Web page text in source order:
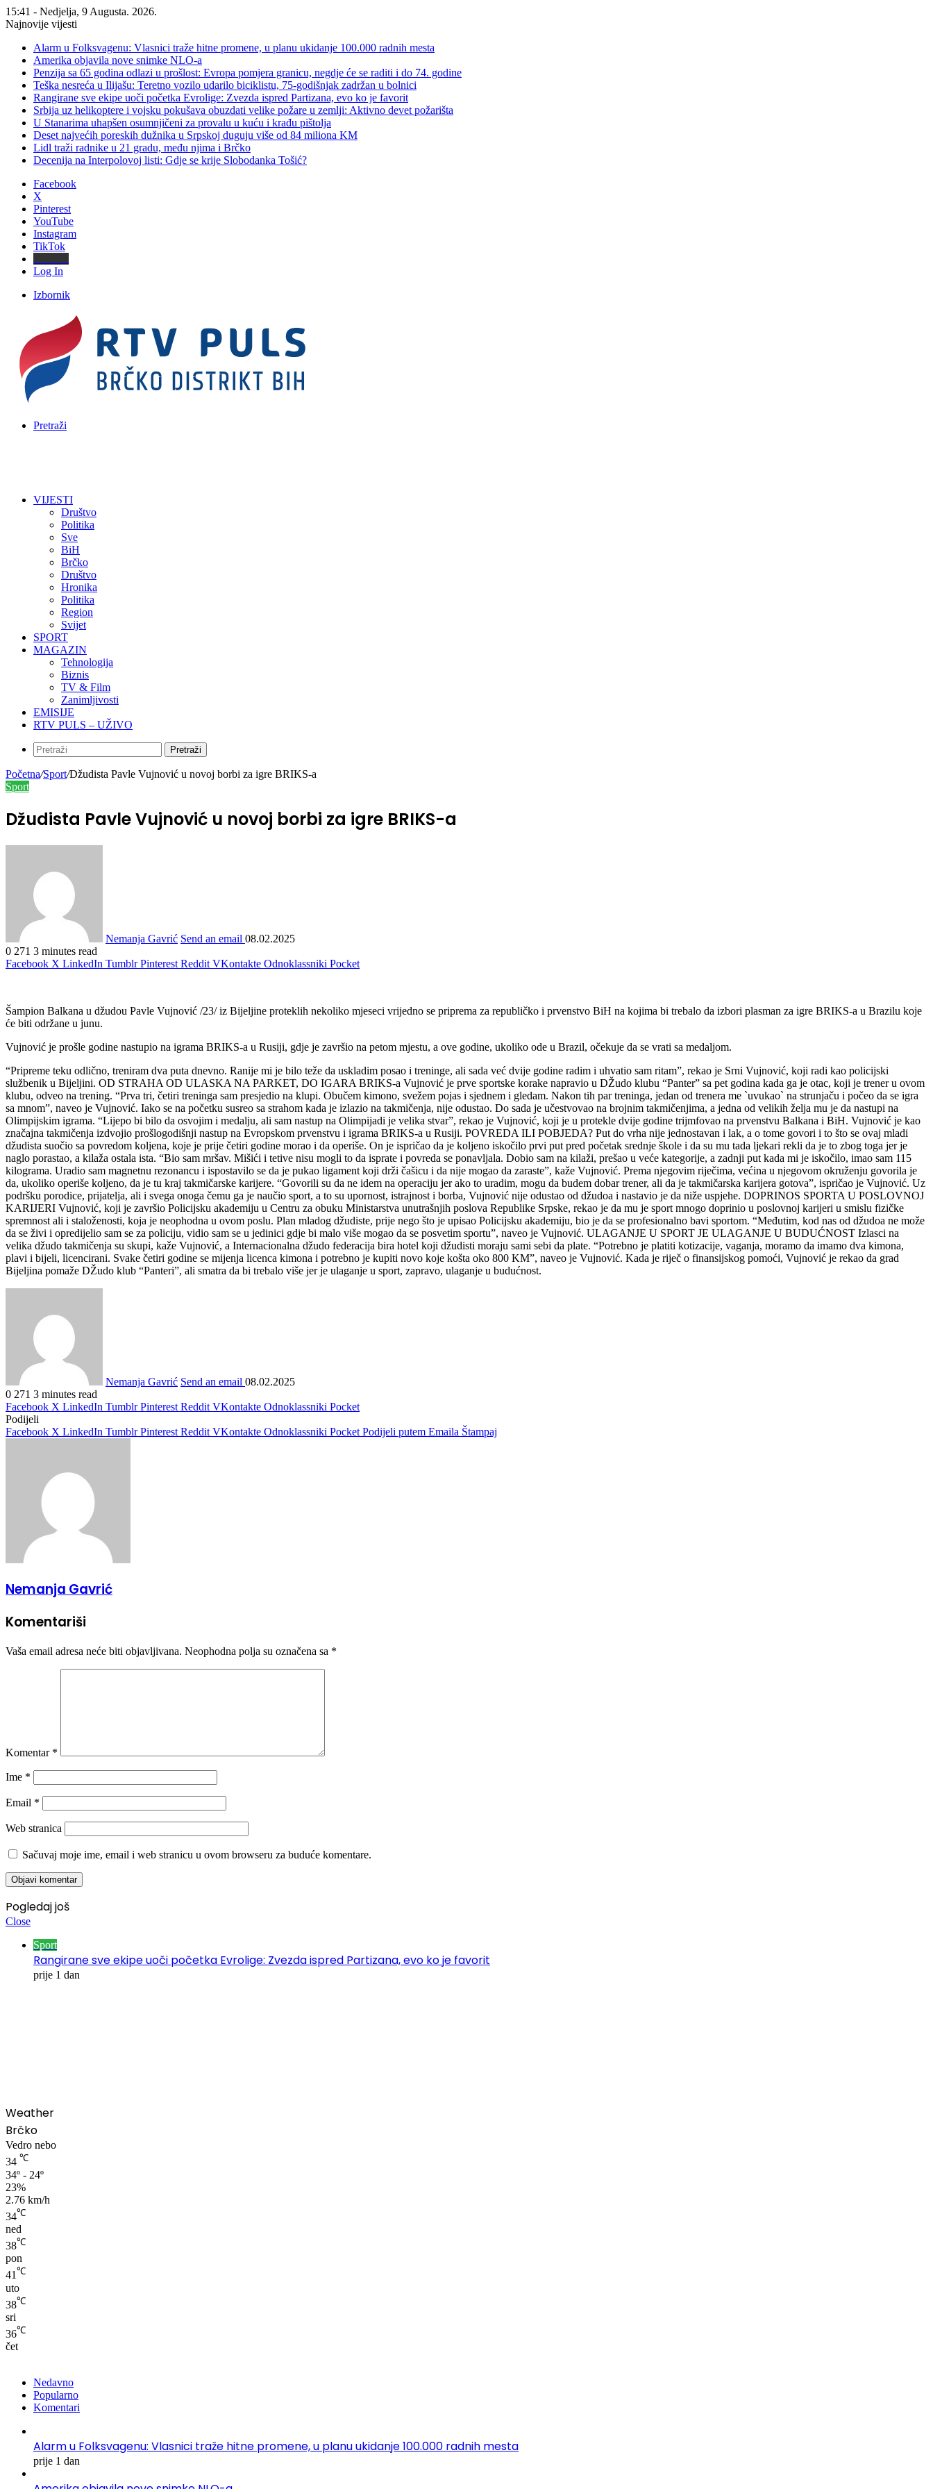
15:41 - Nedjelja, 9 Augusta. 2026.
Najnovije vijesti
Alarm u Folksvagenu: Vlasnici traže hitne promene, u planu ukidanje 100.000 radnih mesta
Amerika objavila nove snimke NLO-a
Penzija sa 65 godina odlazi u prošlost: Evropa pomjera granicu, negdje će se raditi i do 74. godine
Teška nesreća u Ilijašu: Teretno vozilo udarilo biciklistu, 75-godišnjak zadržan u bolnici
Rangirane sve ekipe uoči početka Evrolige: Zvezda ispred Partizana, evo ko je favorit
Srbija uz helikoptere i vojsku pokušava obuzdati velike požare u zemlji: Aktivno devet požarišta
U Stanarima uhapšen osumnjičeni za provalu u kuću i krađu pištolja
Deset najvećih poreskih dužnika u Srpskoj duguju više od 84 miliona KM
Lidl traži radnike u 21 gradu, među njima i Brčko
Decenija na Interpolovoj listi: Gdje se krije Slobodanka Tošić?
Facebook
X
Pinterest
YouTube
Instagram
TikTok
Log In
Izbornik
Pretraži
VIJESTI
Društvo
Politika
Sve
BiH
Brčko
Društvo
Hronika
Politika
Region
Svijet
SPORT
MAGAZIN
Tehnologija
Biznis
TV & Film
Zanimljivosti
EMISIJE
RTV PULS – UŽIVO
Pretraži
Početna/Sport/Džudista Pavle Vujnović u novoj borbi za igre BRIKS-a
Sport
Džudista Pavle Vujnović u novoj borbi za igre BRIKS-a
Nemanja Gavrić Send an email 08.02.2025
0 271 3 minutes read
Facebook X LinkedIn Tumblr Pinterest Reddit VKontakte Odnoklassniki Pocket
Šampion Balkana u džudou Pavle Vujnović /23/ iz Bijeljine proteklih nekoliko mjeseci vrijedno se priprema za republičko i prvenstvo BiH na kojima bi trebalo da izbori plasman za igre BRIKS-a u Brazilu koje
će biti održane u junu.
Vujnović je prošle godine nastupio na igrama BRIKS-a u Rusiji, gdje je završio na petom mjestu, a ove godine, ukoliko ode u Brazil, očekuje da se vrati sa medaljom.
“Pripreme teku odlično, treniram dva puta dnevno. Ranije mi je bilo teže da uskladim posao i treninge, ali sada već dvije godine radim i uhvatio sam ritam”, rekao je Srni Vujnović, koji radi kao policijski
službenik u Bijeljini. OD STRAHA OD ULASKA NA PARKET, DO IGARA BRIKS-a Vujnović je prve sportske korake napravio u DŽudo klubu “Panter” sa pet godina kada ga je otac, koji je trener u ovom
klubu, odveo na trening. “Prva tri, četiri treninga sam presjedio na klupi. Obučem kimono, svežem pojas i sjednem i gledam. Nakon tih par treninga, jedan od trenera me `uvukao` na strunjaču i počeo da se igra
sa mnom”, naveo je Vujnović. Iako se na početku susreo sa strahom kada je izlazio na takmičenja, nije odustao. Do sada je učestvovao na brojnim takmičenjima, a jedna od velikih želja mu je da nastupi na
Olimpijskim igrama. “Lijepo bi bilo da osvojim i medalju, ali sam nastup na Olimpijadi je velika stvar”, rekao je Vujnović, koji je u protekle dvije godine trijmfovao na prvenstvu Balkana i BiH. Vujnović je kao
značajna takmičenja izdvojio prošlogodišnji nastup na Evropskom prvenstvu i igrama BRIKS-a u Rusiji. POVREDA ILI POBJEDA? Put do vrha nije jednostavan i lak, a o tome govori i to što se ovaj mladi
džudista suočio sa povredom koljena, koje je prije četiri godine morao i da operiše. On je ispričao da je koljeno iskočilo prvi put pred početak srednje škole i da su mu tada ljekari rekli da je to zbog toga jer je
naglo porastao, a kilaža ostala ista. “Bio sam mršav. Mišići i tetive nisu mogli to da isprate i povreda se ponavljala. Dobio sam na kilaži, prešao u veće kategorije, a zadnji put kada mi je iskočilo, imao sam 115
kilograma. Uradio sam magnetnu rezonancu i ispostavilo se da je pukao ligament koji drži čašicu i da nije mogao da zaraste”, kaže Vujnović. Prema njegovim riječima, većina u njegovom okruženju govorila je
da, ukoliko operiše koljeno, da je tu kraj takmičarske karijere. “Govorili su da ne idem na operaciju jer ako to uradim, mogu da budem dobar trener, ali da je takmičarska karijera gotova”, ispričao je Vujnović. Uz
podršku porodice, prijatelja, ali i svega onoga čemu ga je naučio sport, a to su upornost, istrajnost i borba, Vujnović nije odustao od džudoa i nastavio je da niže uspjehe. DOPRINOS SPORTA U POSLOVNOJ
KARIJERI Vujnović, koji je završio Policijsku akademiju u Centru za obuku Ministarstva unutrašnjih poslova Republike Srpske, rekao je da mu je sport mnogo doprinio u poslovnoj karijeri u smislu fizičke
spremnost ali i staloženosti, koja je neophodna u ovom poslu. Plan mladog džudiste, prije nego što je upisao Policijsku akademiju, bio je da se profesionalno bavi sportom. “Međutim, kod nas od džudoa ne može
da se živi i opredijelio sam se za policiju, vidio sam se u jedinici gdje bi malo više mogao da se posvetim sportu”, naveo je Vujnović. ULAGANJE U SPORT JE ULAGANJE U BUDUĆNOST Izlasci na
velika džudo takmičenja su skupi, kaže Vujnović, a Internacionalna džudo federacija bira hotel koji džudisti moraju sami sebi da plate. “Potrebno je platiti kotizacije, vaganja, moramo da imamo dva kimona,
plavi i bijeli, licencirani. Svake četiri godine se mijenja licenca kimona i potrebno je kupiti novo koje košta oko 800 KM”, naveo je Vujnović. Kada je riječ o finansijskog pomoći, Vujnović je rekao da grad
Bijeljina pomaže DŽudo klub “Panteri”, ali smatra da bi trebalo više jer je ulaganje u sport, zapravo, ulaganje u budućnost.
Nemanja Gavrić Send an email 08.02.2025
0 271 3 minutes read
Facebook X LinkedIn Tumblr Pinterest Reddit VKontakte Odnoklassniki Pocket
Podijeli
Facebook X LinkedIn Tumblr Pinterest Reddit VKontakte Odnoklassniki Pocket Podijeli putem Emaila Štampaj
Nemanja Gavrić
Komentariši
Vaša email adresa neće biti objavljivana. Neophodna polja su označena sa *
Komentar *
Ime *
Email *
Web stranica
Sačuvaj moje ime, email i web stranicu u ovom browseru za buduće komentare.
Pogledaj još
Close
Sport
Rangirane sve ekipe uoči početka Evrolige: Zvezda ispred Partizana, evo ko je favorit
prije 1 dan
Weather
Brčko
Vedro nebo
34 ℃
34º - 24º
23%
2.76 km/h
34℃
ned
38℃
pon
41℃
uto
38℃
sri
36℃
čet
Nedavno
Popularno
Komentari
Alarm u Folksvagenu: Vlasnici traže hitne promene, u planu ukidanje 100.000 radnih mesta
prije 1 dan